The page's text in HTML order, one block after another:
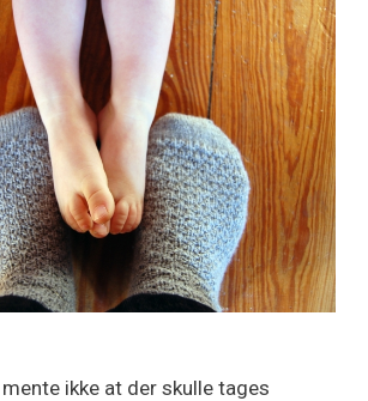
ikke at der skulle tages